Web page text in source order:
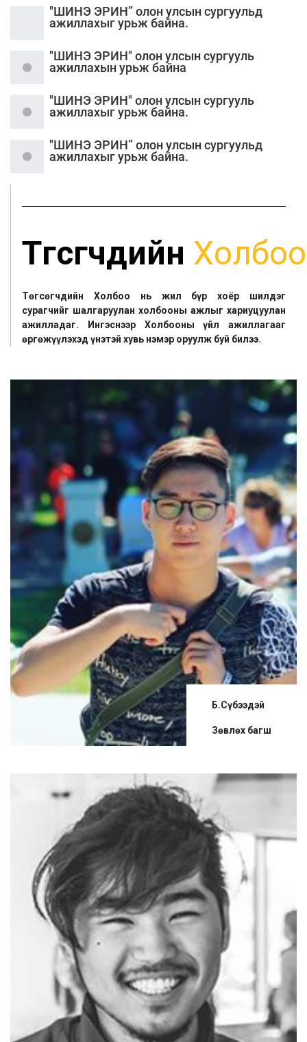
"ШИНЭ ЭРИН” олон улсын сургуульд
ажиллахыг урьж байна.
"ШИНЭ ЭРИН" олон улсын сургууль
ажиллахын урьж байна
"ШИНЭ ЭРИН" олон улсын сургууль
ажиллахыг урьж байна.
"ШИНЭ ЭРИН” олон улсын сургуульд
ажиллахыг урьж байна.
Төгсөгчдийн Холбоо
Төгсөгчдийн Холбоо нь жил бүр хоёр шилдэг
сурагчийг шалгаруулан холбооны ажлыг хариуцуулан
ажилладаг. Ингэснээр Холбооны үйл ажиллагааг
өргөжүүлэхэд үнэтэй хувь нэмэр оруулж буй билээ.
Б.Сүбээдэй
Зөвлөх багш